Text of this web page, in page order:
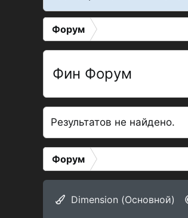
Форум
Фин Форум
Результатов не найдено.
Форум
Dimension (Основной)